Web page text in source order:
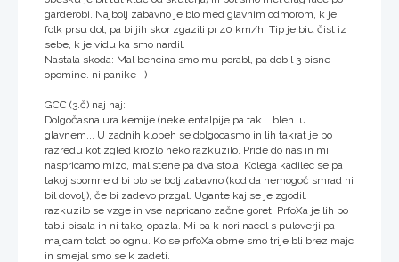
garderobi. Najbolj zabavno je blo med glavnim odmorom, k je
folk prsu dol, pa bi jih skor zgazili pr 40 km/h. Tip je biu čist iz
sebe, k je vidu ka smo nardil.
Nastala skoda: Mal bencina smo mu porabl, pa dobil 3 pisne
opomine. ni panike :)
GCC (3.č) naj naj:
Dolgočasna ura kemije (neke entalpije pa tak... bleh. u
glavnem... U zadnih klopeh se dolgocasmo in lih takrat je po
razredu kot zgled krozlo neko razkuzilo. Pride do nas in mi
naspricamo mizo, mal stene pa dva stola. Kolega kadilec se pa
takoj spomne d bi blo se bolj zabavno (kod da nemogoč smrad ni
bil dovolj), če bi zadevo przgal. Ugante kaj se je zgodil.
razkuzilo se vzge in vse napricano začne goret! PrfoXa je lih po
tabli pisala in ni takoj opazla. Mi pa k nori nacel s puloverji pa
majcam tolct po ognu. Ko se prfoXa obrne smo trije bli brez majc
in smejal smo se k zadeti.